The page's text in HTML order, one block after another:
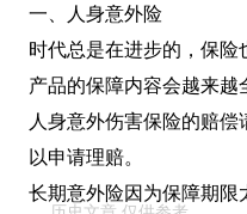
一、人身意外险
时代总是在进步的，保
产品的保障内容会越来越
人身意外伤害保险的赔
以申请理赔。
长期意外险因为保障期限